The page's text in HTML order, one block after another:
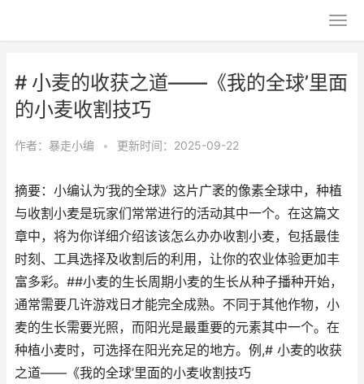
# 小麦的收获之道——《我的全球’里面
的小麦收割技巧
作者： 暴走小编 • 更新时间：2025-09-22
摘要：小编认为‘我的全球》这片广袤的像素全球中，种植
与收割小麦是玩家们常常进行的活动其中一个。在这篇文
章中，将为你详细介绍该该怎么办办收割小麦，包括最佳
时刻、工具选择及收割后的利用，让你的农业体验更加丰
富多彩。##小麦的生长周期小麦的生长从种子播种开始，
通常需要几许游戏日才能完全成熟。不同于其他作物，小
麦的生长需要光照，而阳光是最重要的元素其中一个。在
种植小麦时，可选择在阳光充足的地方。例,# 小麦的收获
之道——《我的全球’里面的小麦收割技巧